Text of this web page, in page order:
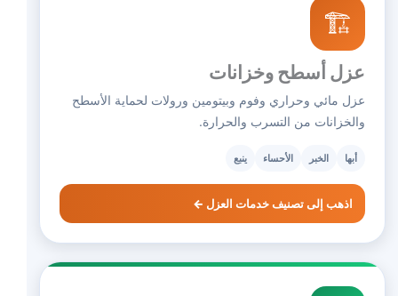
🏗️
عزل أسطح وخزانات
عزل مائي وحراري وفوم وبيتومين ورولات لحماية الأسطح
والخزانات من التسرب والحرارة.
أبها الخبر الأحساء ينبع
اذهب إلى تصنيف خدمات العزل ←